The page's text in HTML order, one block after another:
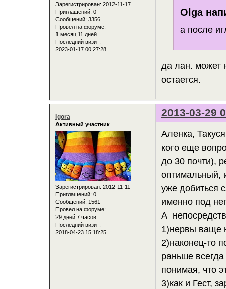
Зарегистрирован: 2012-11-17
Приглашений: 0
Сообщений: 3356
Провел на форуме:
1 месяц 11 дней
Последний визит:
2023-01-17 00:27:28
Olga
а после
да лан. может
остается.
2013-03-29
Igora
Активный участник
Зарегистрирован: 2012-11-11
Приглашений: 0
Сообщений: 1561
Провел на форуме:
29 дней 7 часов
Последний визит:
2018-04-23 15:18:25
Аленка,
кого еще
до 30 почти),
оптимальный,
уже добиться
именно под
А
1)нервы ваще
2)наконец-то
раньше
понимая, что
3)как и Гест,